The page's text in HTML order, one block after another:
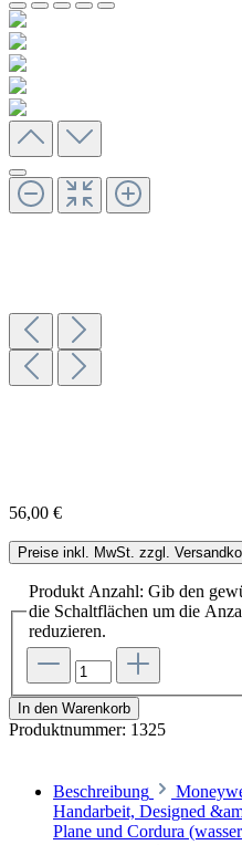
56,00 €
Preise inkl. MwSt. zzgl.
Produkt Anzahl: Gib den
die Schaltflächen um die
reduzieren.
In den Warenkorb
Produktnummer: 1325
Beschreibung
Handarbeit, Designed
Plane und Cordura